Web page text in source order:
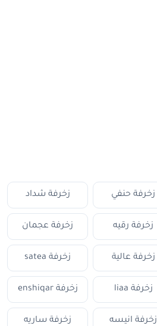
زخرفة حنفي زخرفة شداد
زخرفة رقيه زخرفة عجمان
زخرفة عالية زخرفة satea
زخرفة liaa زخرفة enshiqar
زخرفة انيسه زخرفة ساريه